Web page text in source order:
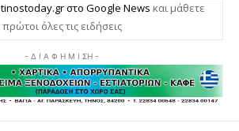
tinostoday.gr στο Google News και μάθετε
πρώτοι όλες τις ειδήσεις
- Δ Ι Α Φ Η Μ Ι ΣΗ -